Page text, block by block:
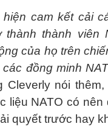
hiện cam kết cải
thành viên
của họ trên
đồng minh
Cleverly nói
liệu NATO có nên
quyết trước hay